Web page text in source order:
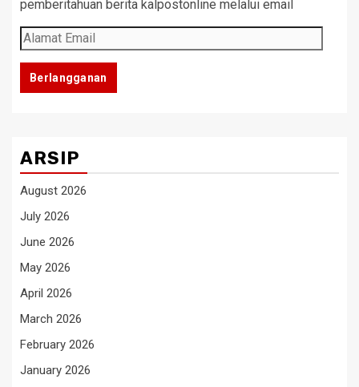
pemberitahuan berita kalpostonline melalui email
Alamat
Email
Berlangganan
ARSIP
August 2026
July 2026
June 2026
May 2026
April 2026
March 2026
February 2026
January 2026